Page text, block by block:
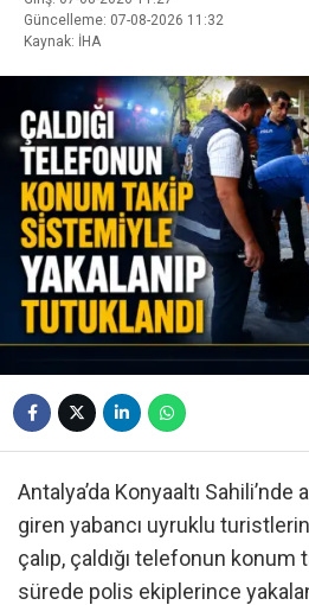
Güncelleme: 07-08-2026 11:32
Kaynak: İHA
Antalya’da Konyaaltı
giren yabancı uyruklu
çalıp, çaldığı telefonun
sürede polis ekiplerince